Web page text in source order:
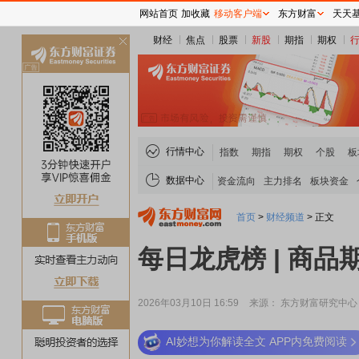
财经 焦点 股票 新股 期指 期权
行情中心 指数 期指 期权 个股
数据中心 资金流向 主力排名 板块资金
首页 > 财经频道 > 正文
每日龙虎榜 | 商品
2026年03月10日 16:59 来源： 东方财富研究中心
AI妙想为你解读全文 APP内免费阅读
网站首页 加收藏 移动客户端 东方财富 天天
关